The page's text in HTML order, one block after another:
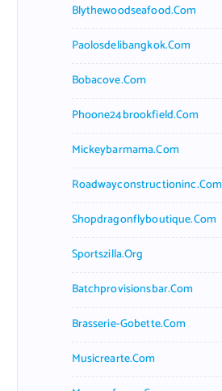
Blythewoodseafood.com
Paolosdelibangkok.com
Bobacove.com
Phoone24brookfield.com
Mickeybarmama.com
Roadwayconstructioninc.com
Shopdragonflyboutique.com
Sportszilla.org
Batchprovisionsbar.com
Brasserie-Gobette.com
Musicrearte.com